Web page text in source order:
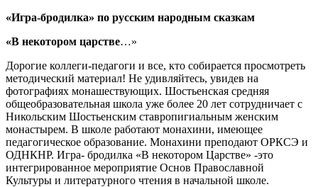
«Игра-бродилка» по русским народным сказкам
«В некотором царстве…»
Дорогие коллеги-педагоги и все, кто собирается просмотреть
методический материал! Не удивляйтесь, увидев на
фотографиях монашествующих. Шостьенская средняя
общеобразовательная школа уже более 20 лет сотрудничает с
Никольским Шостьенским ставропигиальным женским
монастырем. В школе работают монахини, имеющее
педагогическое образование. Монахини преподают ОРКСЭ и
ОДНКНР. Игра- бродилка «В некотором Царстве» -это
интегрированное мероприятие Основ Православной
Культуры и литературного чтения в начальной школе.